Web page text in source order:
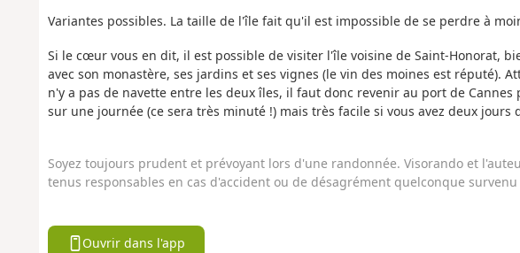
Variantes possibles. La taille de l'île fait qu'il est impossible de se perdre à
Si le cœur vous en dit, il est possible de visiter l'île voisine de Saint-Honorat,
avec son monastère, ses jardins et ses vignes (le vin des moines est réputé).
n'y a pas de navette entre les deux îles, il faut donc revenir au port de
sur une journée (ce sera très minuté !) mais très facile si vous avez deux jours
Soyez toujours prudent et prévoyant lors d'une randonnée. Visorando et
tenus responsables en cas d'accident ou de désagrément quelconque
Ouvrir dans l'app